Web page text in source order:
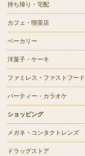
持ち帰り・宅配
カフェ・喫茶店
ベーカリー
洋菓子・ケーキ
ファミレス・ファストフード
パーティー・カラオケ
ショッピング
メガネ・コンタクトレンズ
ドラッグストア